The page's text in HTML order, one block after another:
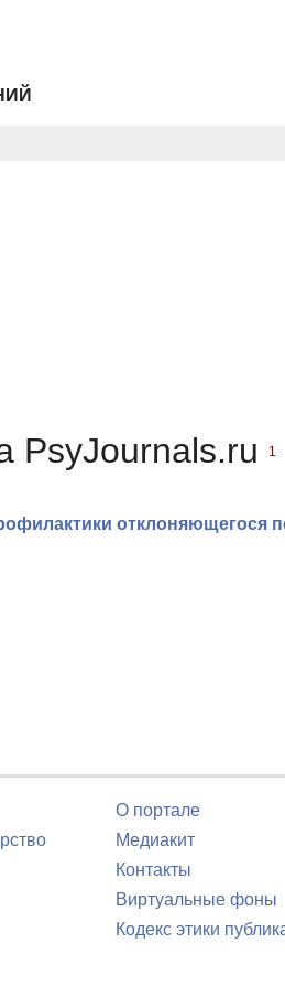
PsyJournals.ru 1
отклоняющегося
О портале
Медиакит
Контакты
Виртуальные фоны
Кодекс этики